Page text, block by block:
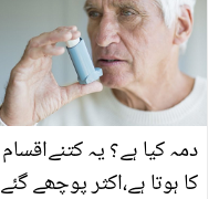
کرنے کے لئے یہ زبردست اور
آسان طریقے استعمال کریں
دمہ کیا ہے؟ یہ کتنےاقسام
کا ہوتا ہے،اکثر پوچھے گئے